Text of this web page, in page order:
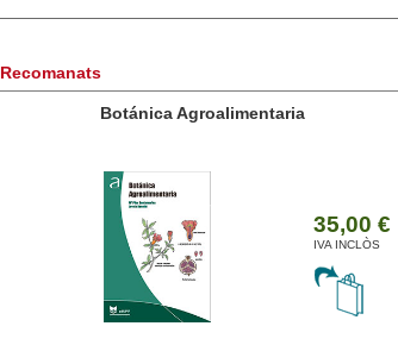
Recomanats
Botánica Agroalimentaria